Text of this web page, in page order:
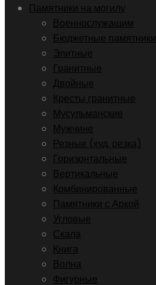
Памятники на могилу
Военнослужащим
Бюджетные памятники
Элитные
Гранитные
Двойные
Кресты гранитные
Мусульманские
Мужчине
Резные (худ. резка)
Горизонтальные
Вертикальные
Комбинированные
Памятники с Аркой
Угловые
Скала
Книга
Волна
Фигурные